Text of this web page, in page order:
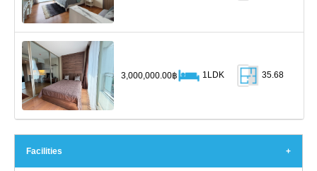
3,000,000.00฿ 1LDK 35.68
Facilities